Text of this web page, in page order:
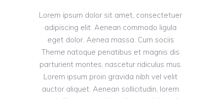
Lorem ipsum dolor sit amet, consectetuer
adipiscing elit. Aenean commodo ligula
eget dolor. Aenea massa. Cum sociis
Theme natoque penatibus et magnis dis
parturient montes, nascetur ridiculus mus.
Lorem ipsum proin gravida nibh vel velit
auctor aliquet. Aenean sollicitudin, lorem